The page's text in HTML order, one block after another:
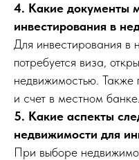
4. Какие документы
инвестирования в
Для инвестирования в
потребуется виза,
недвижимостью. Также
и счет в местном банке.
5. Какие аспекты
недвижимости для
При выборе